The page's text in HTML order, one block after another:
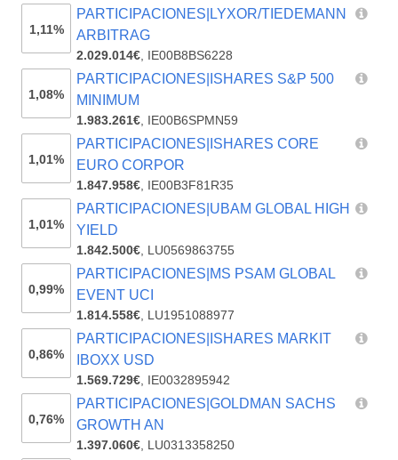
1,11%
PARTICIPACIONES|LYXOR/TIEDEMANN
ARBITRAG
2.029.014€, IE00B8BS6228
1,08%
PARTICIPACIONES|ISHARES S&P 500
MINIMUM
1.983.261€, IE00B6SPMN59
1,01%
PARTICIPACIONES|ISHARES CORE
EURO CORPOR
1.847.958€, IE00B3F81R35
1,01%
PARTICIPACIONES|UBAM GLOBAL HIGH
YIELD
1.842.500€, LU0569863755
0,99%
PARTICIPACIONES|MS PSAM GLOBAL
EVENT UCI
1.814.558€, LU1951088977
0,86%
PARTICIPACIONES|ISHARES MARKIT
IBOXX USD
1.569.729€, IE0032895942
0,76%
PARTICIPACIONES|GOLDMAN SACHS
GROWTH AN
1.397.060€, LU0313358250